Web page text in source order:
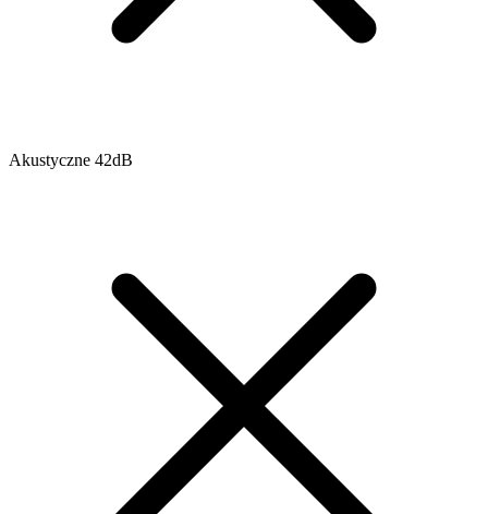
Akustyczne 42dB